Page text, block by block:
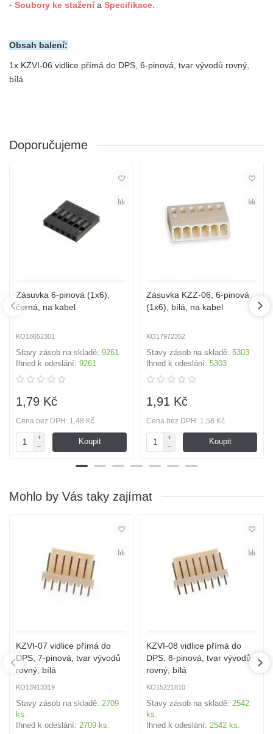
- Soubory ke stažení a Specifikace.
Obsah balení:
1x KZVI-06 vidlice přímá do DPS, 6-pinová, tvar vývodů rovný,
bílá
Doporučujeme
Zásuvka 6-pinová (1x6),
černá, na kabel
KO18652301
Stavy zásob na skladě: 9261
Ihned k odeslání: 9261
1,79 Kč
Cena bez DPH: 1,48 Kč
Koupit
Zásuvka KZZ-06, 6-pinová
(1x6), bílá, na kabel
KO17972352
Stavy zásob na skladě: 5303
Ihned k odeslání: 5303
1,91 Kč
Cena bez DPH: 1,58 Kč
Koupit
Mohlo by Vás taky zajímat
KZVI-07 vidlice přímá do
DPS, 7-pinová, tvar vývodů
rovný, bílá
KO13913319
Stavy zásob na skladě: 2709
ks.
Ihned k odeslání: 2709 ks.
KZVI-08 vidlice přímá do
DPS, 8-pinová, tvar vývodů
rovný, bílá
KO15221810
Stavy zásob na skladě: 2542
ks.
Ihned k odeslání: 2542 ks.